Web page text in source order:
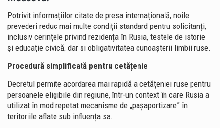
Potrivit informațiilor citate de presa internațională, noile
prevederi reduc mai multe condiții standard pentru solicitanți,
inclusiv cerințele privind rezidența în Rusia, testele de istorie
și educație civică, dar și obligativitatea cunoașterii limbii ruse.
Procedură simplificată pentru cetățenie
Decretul permite acordarea mai rapidă a cetățeniei ruse pentru
persoanele eligibile din regiune, într-un context în care Rusia a
utilizat în mod repetat mecanisme de „pașaportizare” în
teritoriile aflate sub influența sa.